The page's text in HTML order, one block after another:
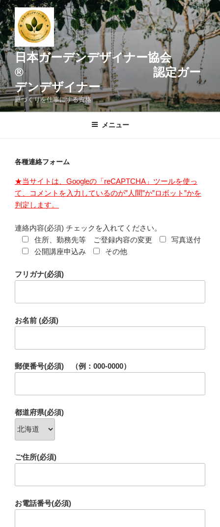
コ
ン
テ
ン
ツ
へ
ス
キ
ッ
プ
日本ガーデンデザイナー協会
® 認定ガー
デンデザイナー
庭づくりを仕事にする資格
メニュー
各種連絡フォーム
★当サイトは、Googleの「reCAPTCHA」ツールを使っ
て、コメントを入力しているのが”人間”か”ロボット”かを
判定します。
連絡内容(必須) チェックを入れてください。
住所、勤務先等 ご登録内容の変更
写真送付
公開講座申込み
その他
フリガナ(必須)
お名前 (必須)
郵便番号(必須) （例：000-0000）
都道府県(必須)
ご住所(必須)
お電話番号(必須)